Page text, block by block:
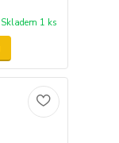
Skladem 1 ks